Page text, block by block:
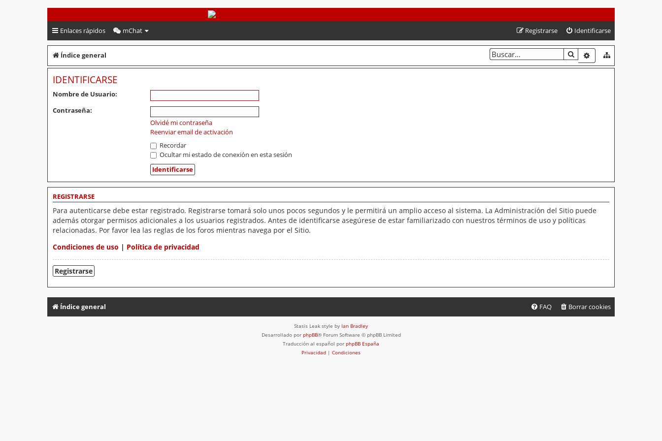
PeruVoley.com
Enlaces rápidos mChat Identificarse
Registrarse
Índice general BUSCARBÚSQUEDA
IDENTIFICARSE
Nombre de Usuario:
Contraseña:
Olvidé mi contraseña
Reenviar email de activación
Recordar
Ocultar mi estado de conexión en esta sesión
REGISTRARSE
Para autenticarse debe estar registrado. Registrarse tomará solo unos pocos segundos y le permitirá un amplio acceso al sistema. La Administración del Sitio puede
además otorgar permisos adicionales a los usuarios registrados. Antes de identificarse asegúrese de estar familiarizado con nuestros términos de uso y políticas
relacionadas. Por favor lea las reglas de los foros mientras navega por el Sitio.
Condiciones de uso | Política de privacidad
Registrarse
Índice general Borrar cookies
FAQ
Stasis Leak style by Ian Bradley
Desarrollado por phpBB® Forum Software © phpBB Limited
Traducción al español por phpBB España
Privacidad | Condiciones